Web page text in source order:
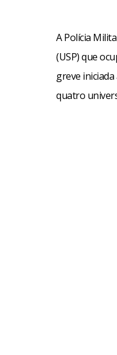
A Polícia
(USP) que
greve
quatro